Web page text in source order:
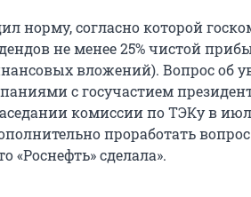
норму, согласно которой
не менее 25% чистой
вложений). Вопрос об
с госучастием
комиссии по ТЭКу в
проработать
«Роснефть» сделала».